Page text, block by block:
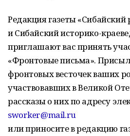
Редакция газеты «Сибайский
и Сибайский историко-
приглашают вас принять
«Фронтовые письма».
фронтовых весточек ваших
участвовавших в Великой
рассказы о них по адресу
sworker@mail.ru
или приносите в редакцию